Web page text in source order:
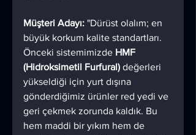
Müşteri Adayı: "Dürüst olalım; en
büyük korkum kalite standartları.
Önceki sistemimizde HMF
(Hidroksimetil Furfural) değerleri
yükseldiği için yurt dışına
gönderdiğimiz ürünler red yedi ve
geri çekmek zorunda kaldık. Bu
hem maddi bir yıkım hem de